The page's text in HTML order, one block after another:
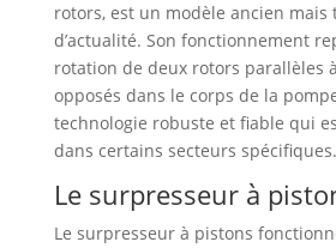
rotors, est un modèle ancien mais
d’actualité. Son fonctionnement
rotation de deux rotors parallèles
opposés dans le corps de la
technologie robuste et fiable qui
dans certains secteurs spécifiques.
Le surpresseur à
Le surpresseur à pistons